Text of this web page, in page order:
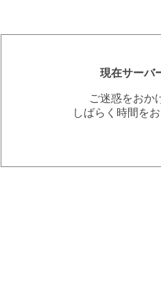
現在サーバ
ご迷惑をおか
しばらく時間を